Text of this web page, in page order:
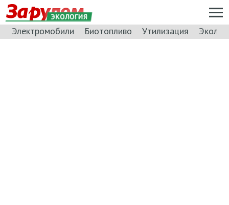
ЭКОЛОГИЯ
Электромобили Биотопливо Утилизация